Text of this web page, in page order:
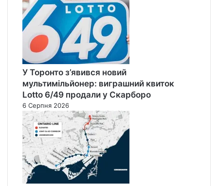
У Торонто з’явився новий
мультимільйонер: виграшний квиток
Lotto 6/49 продали у Скарборо
6 Серпня 2026